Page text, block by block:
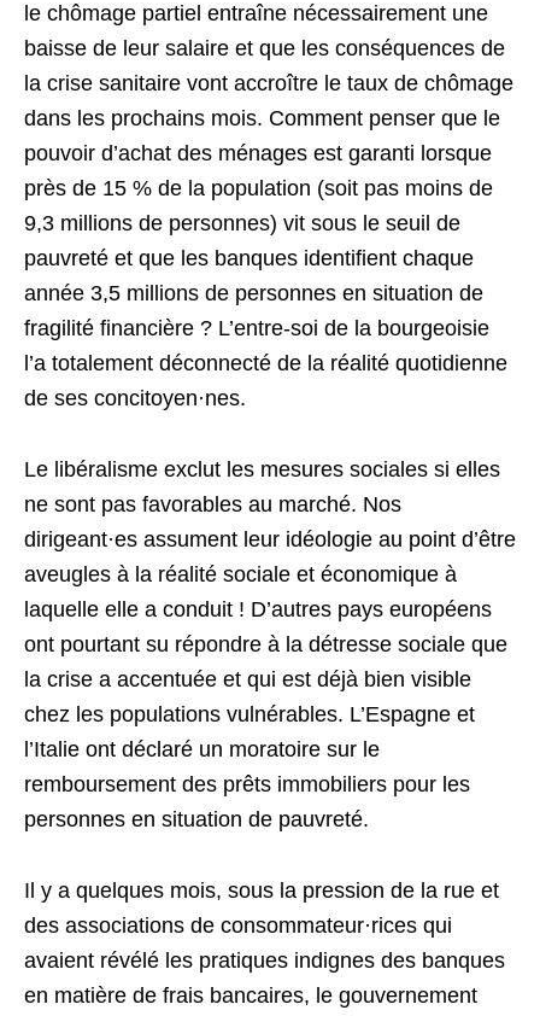
le chômage partiel entraîne nécessairement une
baisse de leur salaire et que les conséquences de
la crise sanitaire vont accroître le taux de chômage
dans les prochains mois. Comment penser que le
pouvoir d’achat des ménages est garanti lorsque
près de 15 % de la population (soit pas moins de
9,3 millions de personnes) vit sous le seuil de
pauvreté et que les banques identifient chaque
année 3,5 millions de personnes en situation de
fragilité financière ? L’entre-soi de la bourgeoisie
l’a totalement déconnecté de la réalité quotidienne
de ses concitoyen·nes.
Le libéralisme exclut les mesures sociales si elles
ne sont pas favorables au marché. Nos
dirigeant·es assument leur idéologie au point d’être
aveugles à la réalité sociale et économique à
laquelle elle a conduit ! D’autres pays européens
ont pourtant su répondre à la détresse sociale que
la crise a accentuée et qui est déjà bien visible
chez les populations vulnérables. L’Espagne et
l’Italie ont déclaré un moratoire sur le
remboursement des prêts immobiliers pour les
personnes en situation de pauvreté.
Il y a quelques mois, sous la pression de la rue et
des associations de consommateur·rices qui
avaient révélé les pratiques indignes des banques
en matière de frais bancaires, le gouvernement